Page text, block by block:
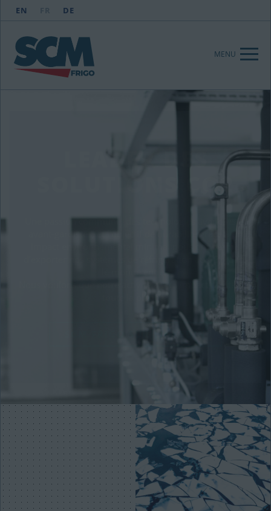
EN DE
MENU
LEADER DES
SOLUTIONS CO2
avant-gardistes, et l’objectif de durabilité grâce à un
impact environnemental minimal nous ont permis
d’exporter nos systèmes de réfrigération au CO
le monde entier.
Nous voulons que notre activité ait un impact positif sur
toute la planète.
SCM FRIGO SUR LINKEDIN